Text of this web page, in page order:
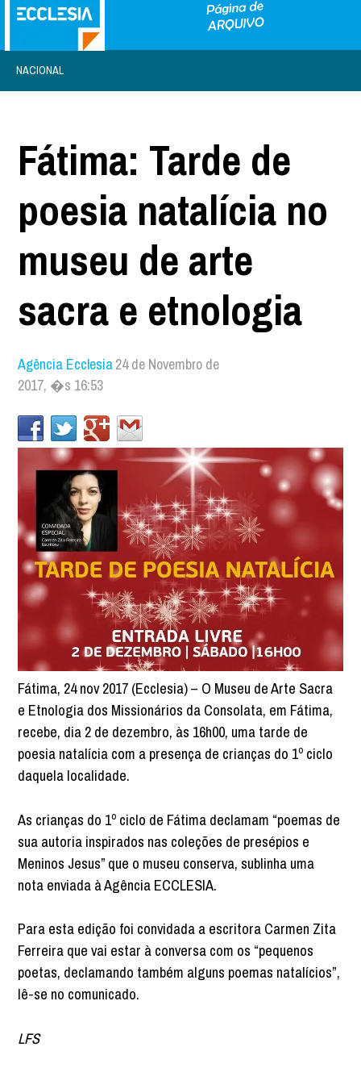
NACIONAL
Fátima: Tarde de
poesia natalícia no
museu de arte
sacra e etnologia
Agência Ecclesia24 de Novembro de
2017, �s 16:53
Fátima, 24 nov 2017 (Ecclesia) – O Museu de Arte Sacra
e Etnologia dos Missionários da Consolata, em Fátima,
recebe, dia 2 de dezembro, às 16h00, uma tarde de
poesia natalícia com a presença de crianças do 1º ciclo
daquela localidade.
As crianças do 1º ciclo de Fátima declamam “poemas de
sua autoria inspirados nas coleções de presépios e
Meninos Jesus” que o museu conserva, sublinha uma
nota enviada à Agência ECCLESIA.
Para esta edição foi convidada a escritora Carmen Zita
Ferreira que vai estar à conversa com os “pequenos
poetas, declamando também alguns poemas natalícios”,
lê-se no comunicado.
LFS